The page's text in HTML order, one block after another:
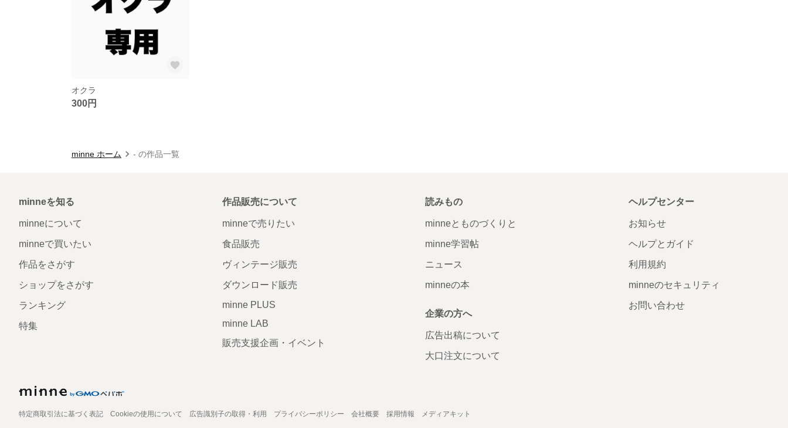
オクラ
300円
minne ホーム - の作品一覧
minneを知る
minneについて
minneで買いたい
作品をさがす
ショップをさがす
ランキング
特集
作品販売について
minneで売りたい
食品販売
ヴィンテージ販売
ダウンロード販売
minne PLUS
minne LAB
販売支援企画・イベント
読みもの
minneとものづくりと
minne学習帖
ニュース
minneの本
企業の方へ
広告出稿について
大口注文について
ヘルプセンター
お知らせ
ヘルプとガイド
利用規約
minneのセキュリティ
お問い合わせ
特定商取引法に基づく表記 Cookieの使用について 広告識別子の取得・利用 プライバシーポリシー 会社概要 採用情報 メディアキット